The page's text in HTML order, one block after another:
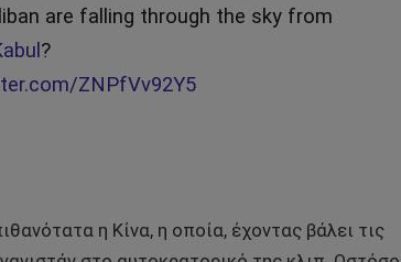
are falling through the sky from
?
ZNPfVv92Y5
η Κίνα, η οποία, έχοντας βάλει τις